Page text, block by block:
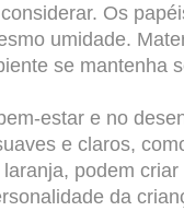
Os
umidade.
se mantenha
estar e no
e claros,
podem
da